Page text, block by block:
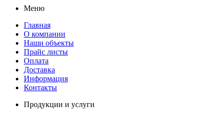
Меню
Главная
О компании
Наши объекты
Прайс листы
Оплата
Доставка
Информация
Контакты
Продукции и услуги